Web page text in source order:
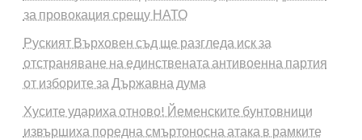
за провокация срещу НАТО
Руският Върховен съд ще разгледа иск за
отстраняване на единствената антивоенна партия
от изборите за Държавна дума
Хусите удариха отново! Йеменските бунтовници
извършиха поредна смъртоносна атака в рамките